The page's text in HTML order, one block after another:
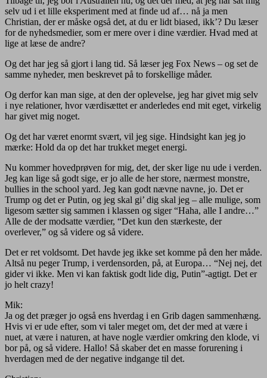
selv ud i et lille eksperiment med at finde ud af… nå ja men
Christian, der er måske også det, at du er lidt biased, ikk’? Du læser
for de nyhedsmedier, som er mere over i dine værdier. Hvad med at
lige at læse de andre?
Og det har jeg så gjort i lang tid. Så læser jeg Fox News – og set de
samme nyheder, men beskrevet på to forskellige måder.
Og derfor kan man sige, at den der oplevelse, jeg har givet mig selv
i nye relationer, hvor værdisættet er anderledes end mit eget, virkelig
har givet mig noget.
Og det har været enormt svært, vil jeg sige. Hindsight kan jeg jo
mærke: Hold da op det har trukket meget energi.
Nu kommer hovedprøven for mig, det, der sker lige nu ude i verden.
Jeg kan lige så godt sige, er jo alle de her store, nærmest monstre,
bullies in the school yard. Jeg kan godt nævne navne, jo. Det er
Trump og det er Putin, og jeg skal gi’ dig skal jeg – alle mulige, som
ligesom sætter sig sammen i klassen og siger “Haha, alle I andre…”
Alle de der modsatte værdier, “Det kun den stærkeste, der
overlever,” og så videre og så videre.
Det er ret voldsomt. Det havde jeg ikke set komme på den her måde.
Altså nu peger Trump, i verdensorden, på, at Europa… “Nej nej, det
gider vi ikke. Men vi kan faktisk godt lide dig, Putin”-agtigt. Det er
jo helt crazy!
Mik:
Ja og det præger jo også ens hverdag i en Grib dagen sammenhæng.
Hvis vi er ude efter, som vi taler meget om, det der med at være i
nuet, at være i naturen, at have nogle værdier omkring den klode, vi
bor på, og så videre. Hallo! Så skaber det en masse forurening i
hverdagen med de der negative indgange til det.